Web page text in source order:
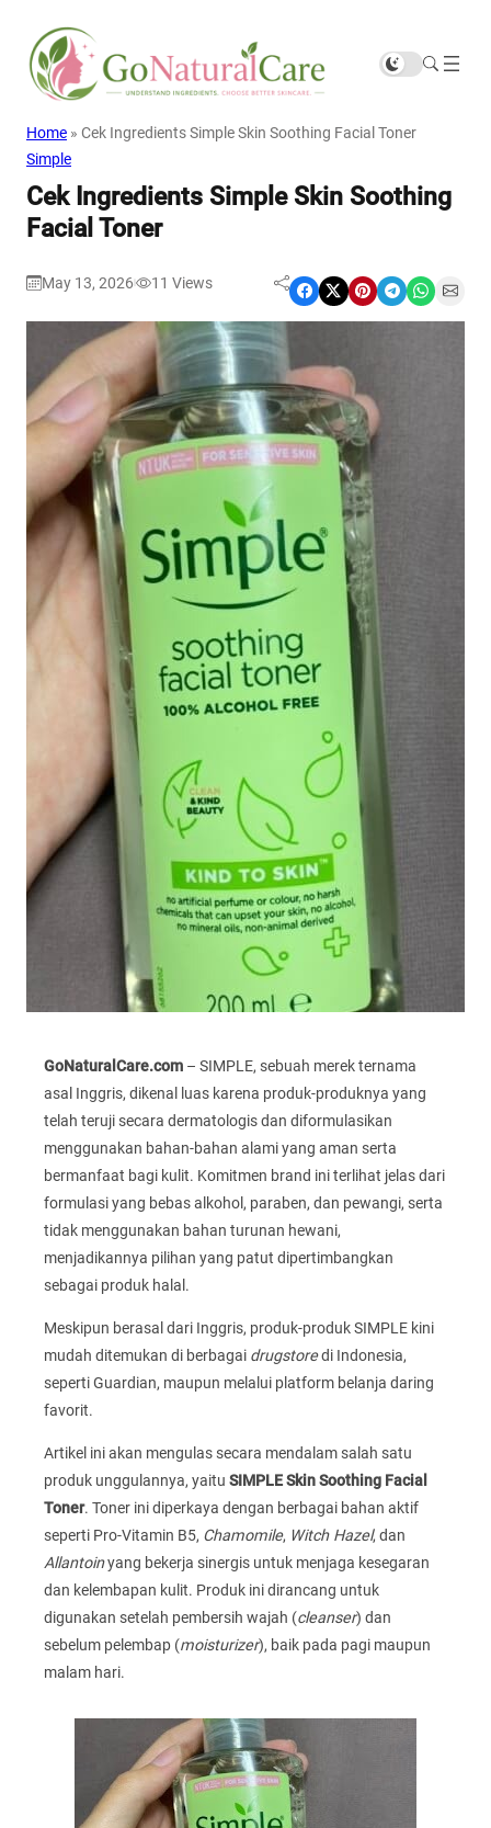
Home » Cek Ingredients Simple Skin Soothing Facial Toner
Simple
Cek Ingredients Simple Skin Soothing
Facial Toner
May 13, 2026 11 Views Share on Facebook Share on X Share on Pinterest Share on Telegram Share on WhatsApp Share on Email
GoNaturalCare.com – SIMPLE, sebuah merek ternama
asal Inggris, dikenal luas karena produk-produknya yang
telah teruji secara dermatologis dan diformulasikan
menggunakan bahan-bahan alami yang aman serta
bermanfaat bagi kulit. Komitmen brand ini terlihat jelas dari
formulasi yang bebas alkohol, paraben, dan pewangi, serta
tidak menggunakan bahan turunan hewani,
menjadikannya pilihan yang patut dipertimbangkan
sebagai produk halal.
Meskipun berasal dari Inggris, produk-produk SIMPLE kini
mudah ditemukan di berbagai drugstoredi Indonesia,
seperti Guardian, maupun melalui platform belanja daring
favorit.
Artikel ini akan mengulas secara mendalam salah satu
produk unggulannya, yaitu SIMPLE Skin Soothing Facial
Toner. Toner ini diperkaya dengan berbagai bahan aktif
seperti Pro-Vitamin B5, Chamomile, Witch Hazel, dan
Allantoinyang bekerja sinergis untuk menjaga kesegaran
dan kelembapan kulit. Produk ini dirancang untuk
digunakan setelah pembersih wajah (cleanser) dan
sebelum pelembap (moisturizer), baik pada pagi maupun
malam hari.